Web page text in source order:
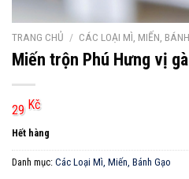
TRANG CHỦ / CÁC LOẠI MÌ, MIẾN,
Miến trộn Phú Hưng vị
29 Kč
Hết hàng
Danh mục: Các Loại Mì, Miến, Bánh Gạo